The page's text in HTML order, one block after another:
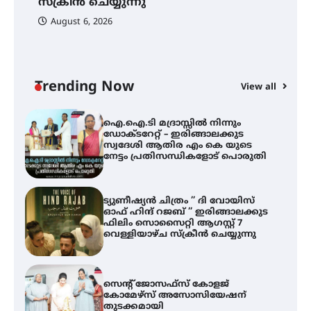
സ്‌ക്രീൻ ചെയ്യുന്നു
August 6, 2026
Trending Now View all
ഐ.ഐ.ടി മദ്രാസ്സിൽ നിന്നും
ഡോക്ടറേറ്റ് – ഇരിങ്ങാലക്കുട
സ്വദേശി ആതിര എം കെ യുടെ
നേട്ടം പ്രതിസന്ധികളോട് പൊരുതി
ട്യുണീഷ്യൻ ചിത്രം ” ദി വോയിസ്
ഓഫ് ഹിന്ദ് റജബ് ” ഇരിങ്ങാലക്കുട
ഫിലിം സൊസൈറ്റി ആഗസ്റ്റ് 7
വെള്ളിയാഴ്ച സ്‌ക്രീൻ ചെയ്യുന്നു
സെന്റ് ജോസഫ്സ് കോളജ്
കോമേഴ്‌സ് അസോസിയേഷന്
തുടക്കമായി